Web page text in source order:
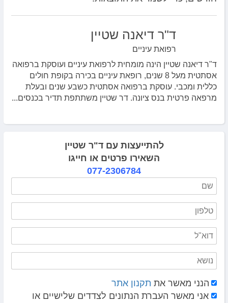
ד"ר דיאנה שטיין
רפואת עיניים
ד"ר דיאנה שטיין הינה מומחית לרפואת עיניים ועוסקת ברפואה
אסתטית מעל 8 שנים, רופאת עיניים בכירה בקופת חולים
כללית ומכבי. עוסקת ברפואה אסתטית כשבע שנים ובעלת
מרפאה פרטית בנס ציונה. דר שטיין משתתפת תדיר בכנסים...
להתייעצות עם ד"ר שטיין
השאירו פרטים או חייגו
077-2306784
הנני מאשר את תקנון אתר
אני מאשר העברת הנתונים לצדדים שלישיים או